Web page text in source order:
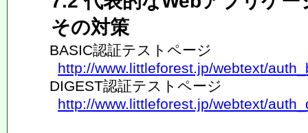
その対策
BASIC認証テストページ
http://www.littleforest.jp/webtext/
DIGEST認証テストページ
http://www.littleforest.jp/webtext/